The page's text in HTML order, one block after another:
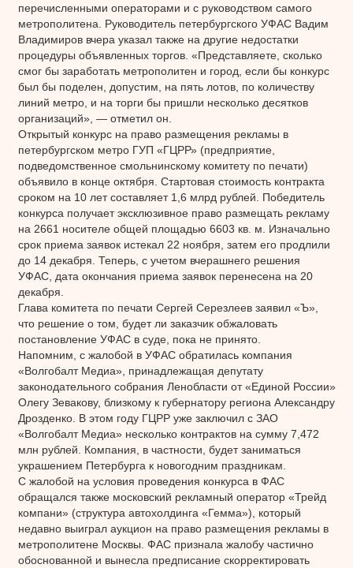
перечисленными операторами и с руководством самого
метрополитена. Руководитель петербургского УФАС Вадим
Владимиров вчера указал также на другие недостатки
процедуры объявленных торгов. «Представляете, сколько
смог бы заработать метрополитен и город, если бы конкурс
был бы поделен, допустим, на пять лотов, по количеству
линий метро, и на торги бы пришли несколько десятков
организаций», — отметил он.
Открытый конкурс на право размещения рекламы в
петербургском метро ГУП «ГЦРР» (предприятие,
подведомственное смольнинскому комитету по печати)
объявило в конце октября. Стартовая стоимость контракта
сроком на 10 лет составляет 1,6 млрд рублей. Победитель
конкурса получает эксклюзивное право размещать рекламу
на 2661 носителе общей площадью 6603 кв. м. Изначально
срок приема заявок истекал 22 ноября, затем его продлили
до 14 декабря. Теперь, с учетом вчерашнего решения
УФАС, дата окончания приема заявок перенесена на 20
декабря.
Глава комитета по печати Сергей Серезлеев заявил «Ъ»,
что решение о том, будет ли заказчик обжаловать
постановление УФАС в суде, пока не принято.
Напомним, с жалобой в УФАС обратилась компания
«Волгобалт Медиа», принадлежащая депутату
законодательного собрания Ленобласти от «Единой России»
Олегу Зевакову, близкому к губернатору региона Александру
Дрозденко. В этом году ГЦРР уже заключил с ЗАО
«Волгобалт Медиа» несколько контрактов на сумму 7,472
млн рублей. Компания, в частности, будет заниматься
украшением Петербурга к новогодним праздникам.
С жалобой на условия проведения конкурса в ФАС
обращался также московский рекламный оператор «Трейд
компани» (структура автохолдинга «Гемма»), который
недавно выиграл аукцион на право размещения рекламы в
метрополитене Москвы. ФАС признала жалобу частично
обоснованной и вынесла предписание скорректировать